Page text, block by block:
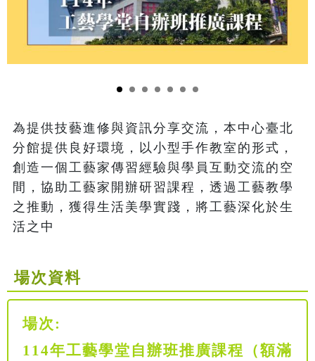
為提供技藝進修與資訊分享交流，本中心臺北
分館提供良好環境，以小型手作教室的形式，
創造一個工藝家傳習經驗與學員互動交流的空
間，協助工藝家開辦研習課程，透過工藝教學
之推動，獲得生活美學實踐，將工藝深化於生
活之中
場次資料
場次:
114年工藝學堂自辦班推廣課程（額滿